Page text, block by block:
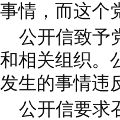
事情，而这个
公开信致予
和相关组织。
发生的事情违
公开信要求